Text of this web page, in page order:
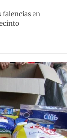
falencias en